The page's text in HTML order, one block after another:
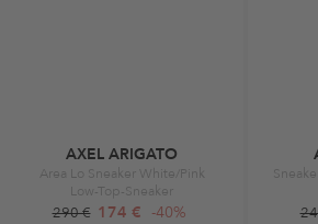
AXEL ARIGATO
Area Lo Sneaker White/Pink
Low-Top-Sneaker
290 € 174 € -40%